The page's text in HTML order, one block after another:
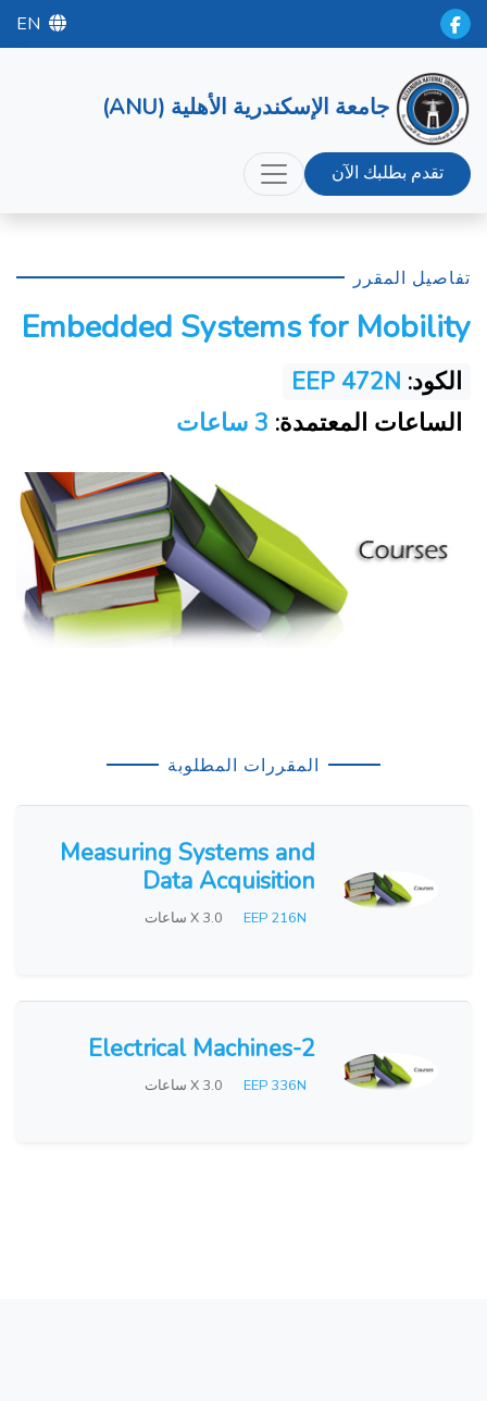
EN
جامعة الإسكندرية الأهلية (ANU)
تقدم بطلبك الآن
تفاصيل المقرر
Embedded Systems for Mobility
الكود: EEP 472N
الساعات المعتمدة:
المقررات المطلوبة
Measuring Systems and
Data Acquisition
EEP 216N X 3.0 ساعات
Electrical Machines-2
EEP 336N X 3.0 ساعات